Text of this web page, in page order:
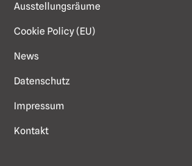
Ausstellungsräume
Cookie Policy (EU)
News
Datenschutz
Impressum
Kontakt